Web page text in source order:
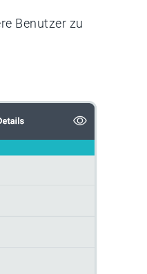
Benutzer zu